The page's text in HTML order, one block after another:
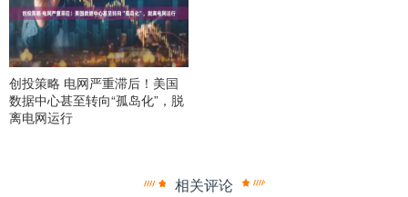
创投策略 电网严重滞后！美国
数据中心甚至转向“孤岛化”，脱
离电网运行
相关评论